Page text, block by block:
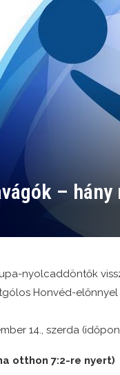
–
nyolcaddöntők
Honvéd-előnnyel
14., szerda
otthon 7:2-re nyert)